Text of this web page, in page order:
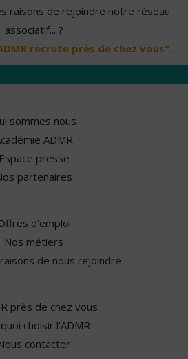
raisons de rejoindre notre réseau
associatif... ?
recrute près de chez vous".
sommes nous
ADMR
Espace presse
partenaires
d'emploi
Nos métiers
de nous rejoindre
près de chez vous
choisir l'ADMR
contacter